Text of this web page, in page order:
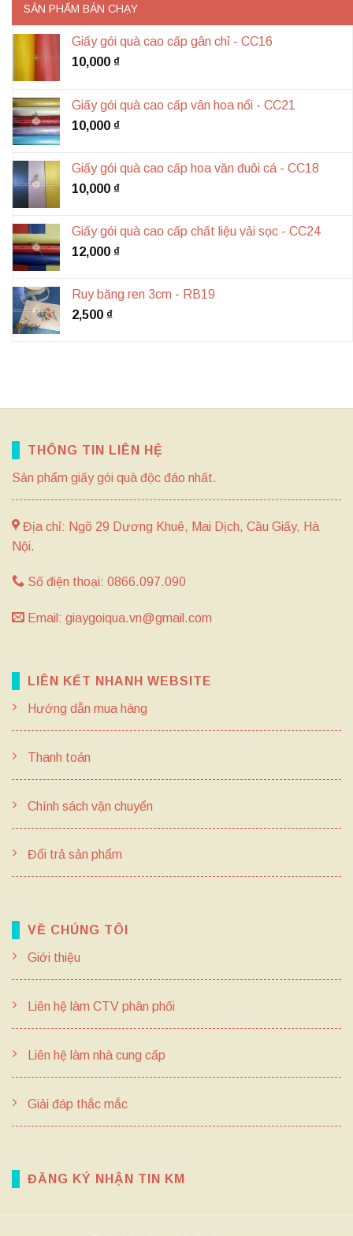
SẢN PHẨM BÁN CHẠY
Giấy gói quà cao cấp gân chỉ - CC16
10,000 ₫
Giấy gói quà cao cấp vân hoa nổi - CC21
10,000 ₫
Giấy gói quà cao cấp hoa văn đuôi cá - CC18
10,000 ₫
Giấy gói quà cao cấp chất liệu vải sọc - CC24
12,000 ₫
Ruy băng ren 3cm - RB19
2,500 ₫
THÔNG TIN LIÊN HỆ
Sản phẩm giấy gói quà độc đáo nhất.
Địa chỉ: Ngõ 29 Dương Khuê, Mai Dịch, Cầu Giấy, Hà
Nội.
Số điện thoại: 0866.097.090
Email: giaygoiqua.vn@gmail.com
LIÊN KẾT NHANH WEBSITE
Hướng dẫn mua hàng
Thanh toán
Chính sách vận chuyển
Đổi trả sản phẩm
VỀ CHÚNG TÔI
Giới thiệu
Liên hệ làm CTV phân phối
Liên hệ làm nhà cung cấp
Giải đáp thắc mắc
ĐĂNG KÝ NHẬN TIN KM